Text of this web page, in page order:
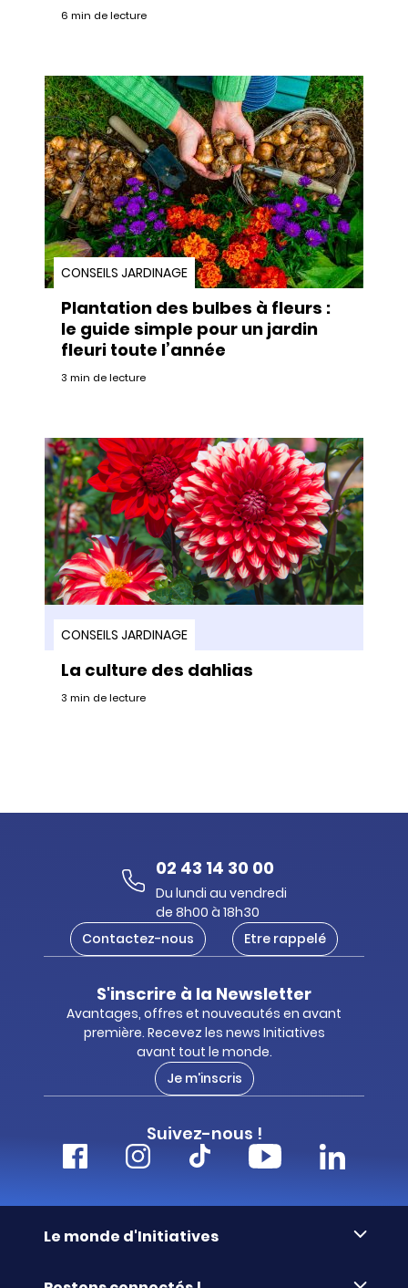
6 min de lecture
CONSEILS JARDINAGE
Plantation des bulbes à fleurs :
le guide simple pour un jardin
fleuri toute l’année
3 min de lecture
CONSEILS JARDINAGE
La culture des dahlias
3 min de lecture
02 43 14 30 00
Du lundi au vendredi
de 8h00 à 18h30
Contactez-nous
Etre rappelé
S'inscrire à la Newsletter
Avantages, offres et nouveautés en avant
première. Recevez les news Initiatives
avant tout le monde.
Je m'inscris
Suivez-nous !
Le monde d'Initiatives